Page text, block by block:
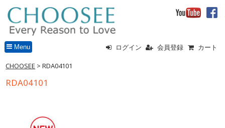
ログイン 会員登録 カート
Menu
CHOOSEE > RDA04101
RDA04101